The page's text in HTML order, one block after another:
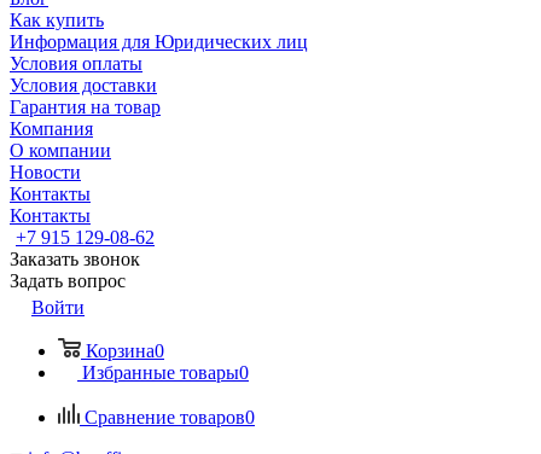
Как купить
Информация для Юридических лиц
Условия оплаты
Условия доставки
Гарантия на товар
Компания
О компании
Новости
Контакты
Контакты
+7 915 129-08-62
Заказать звонок
Задать вопрос
Войти
Корзина0
Избранные товары0
Сравнение товаров0